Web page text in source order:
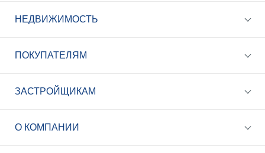
+7 (495) 785-56-17
НЕДВИЖИМОСТЬ
ПОКУПАТЕЛЯМ
ЗАСТРОЙЩИКАМ
О КОМПАНИИ